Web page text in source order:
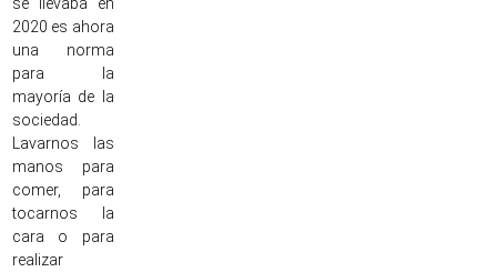
2020 es ahora
una norma
para la
mayoría de la
sociedad.
Lavarnos las
manos para
comer, para
tocarnos la
cara o para
realizar